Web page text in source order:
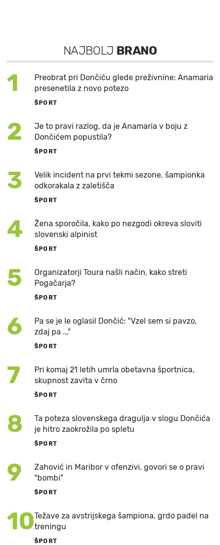
NAJBOLJ BRANO
1
Preobrat pri Dončiću glede preživnine: Anamaria
presenetila z novo potezo
ŠPORT
2
Je to pravi razlog, da je Anamaria v boju z
Dončićem popustila?
ŠPORT
3
Velik incident na prvi tekmi sezone, šampionka
odkorakala z zaletišča
ŠPORT
4
Žena sporočila, kako po nezgodi okreva sloviti
slovenski alpinist
ŠPORT
5
Organizatorji Toura našli način, kako streti
Pogačarja?
ŠPORT
6
Pa se je le oglasil Dončić: "Vzel sem si pavzo,
zdaj pa ..."
ŠPORT
7
Pri komaj 21 letih umrla obetavna športnica,
skupnost zavita v črno
ŠPORT
8
Ta poteza slovenskega dragulja v slogu Dončića
je hitro zaokrožila po spletu
ŠPORT
9
Zahović in Maribor v ofenzivi, govori se o pravi
"bombi"
ŠPORT
10Težave za avstrijskega šampiona, grdo padel na
treningu
ŠPORT